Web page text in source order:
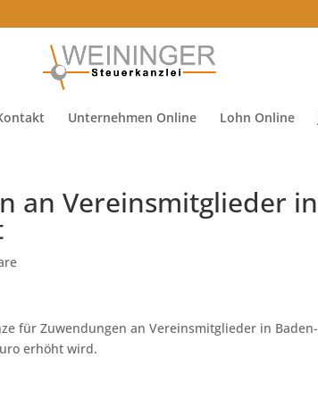
Unternehmen Online Lohn Online
an Vereinsmitglieder in
für Zuwendungen an Vereinsmitglieder in Baden-
erhöht wird.